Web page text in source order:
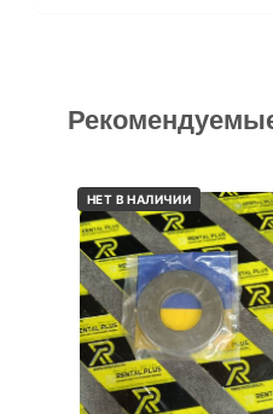
НЕТ В НАЛИЧИИ